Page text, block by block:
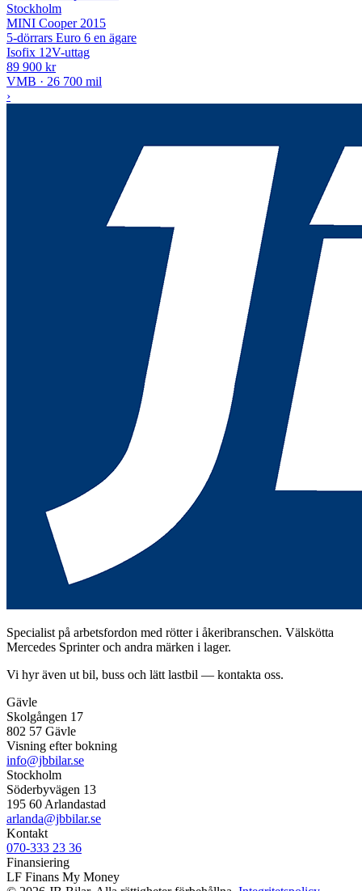
Stockholm
MINI Cooper 2015
5-dörrars Euro 6 en ägare
Isofix 12V-uttag
89 900 kr
VMB · 26 700 mil
›
Specialist på arbetsfordon med rötter i åkeribranschen. Välskötta
Mercedes Sprinter och andra märken i lager.
Vi hyr även ut bil, buss och lätt lastbil — kontakta oss.
Gävle
Skolgången 17
802 57 Gävle
Visning efter bokning
info@jbbilar.se
Stockholm
Söderbyvägen 13
195 60 Arlandastad
arlanda@jbbilar.se
Kontakt
070-333 23 36
Finansiering
LF Finans My Money